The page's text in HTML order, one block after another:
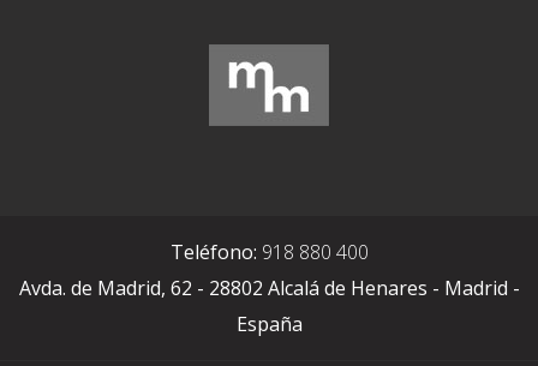
Teléfono: 918 880 400
Avda. de Madrid, 62 - 28802 Alcalá de Henares - Madrid -
España